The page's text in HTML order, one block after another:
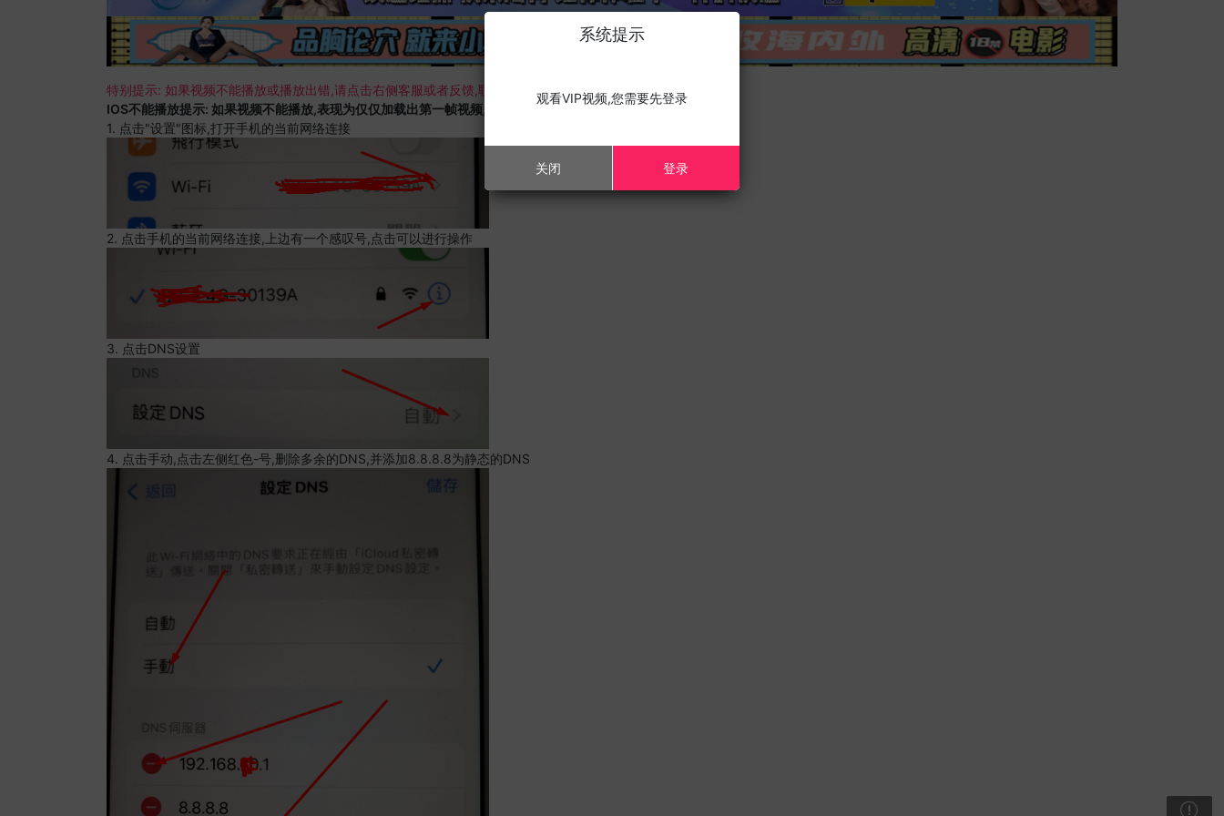
特别提示: 如果视频不能播放或播放出错,请点击右侧客服或者反馈,联系我们;
IOS不能播放提示: 如果视频不能播放,表现为仅仅加载出第一帧视频,且您的设备为苹果手机,请进行以下修改;
1. 点击"设置"图标,打开手机的当前网络连接
2. 点击手机的当前网络连接,上边有一个感叹号,点击可以进行操作
3. 点击DNS设置
4. 点击手动,点击左侧红色-号,删除多余的DNS,并添加8.8.8.8为静态的DNS
系统提示
观看VIP视频,您需要先登录
关闭 登录